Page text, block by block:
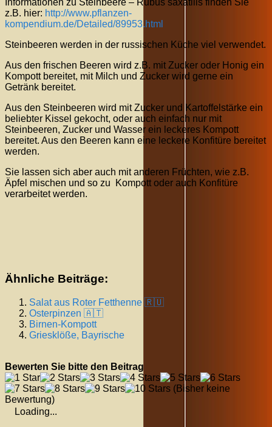
z.B. hier: http://www.pflanzen-
kompendium.de/Detailed/89953.html
Steinbeeren werden in der russischen Küche viel verwendet.
Aus den frischen Beeren wird z.B. mit Zucker oder Honig ein
Kompott bereitet, mit Milch und Zucker wird gerne ein
Getränk bereitet.
Aus den Steinbeeren wird mit Zucker und Kartoffelstärke ein
beliebter Kissel gekocht, oder auch einfach nur mit
Steinbeeren, Zucker und Wasser ein leckeres Kompott
bereitet. Aus den Beeren kann eine leckere Konfitüre bereitet
werden.
Sie lassen sich aber auch mit anderen Früchten, wie z.B.
Äpfel mischen und so zu Kompott oder auch Konfitüre
verarbeitet werden.
Ähnliche Beiträge:
Salat aus Roter Fetthenne 🇷🇺
Osterpinzen 🇦🇹
Birnen-Kompott
Griesklöße, Bayrische
Bewerten Sie bitte den Beitrag
(Bisher keine
Bewertung)
Loading...